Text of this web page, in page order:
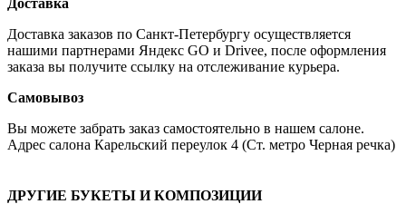
Доставка
Доставка заказов по Санкт-Петербургу осуществляется
нашими партнерами Яндекс GO и Drivee, после оформления
заказа вы получите ссылку на отслеживание курьера.
Самовывоз
Вы можете забрать заказ самостоятельно в нашем салоне.
Адрес салона Карельский переулок 4 (Ст. метро Черная речка)
ДРУГИЕ БУКЕТЫ И КОМПОЗИЦИИ